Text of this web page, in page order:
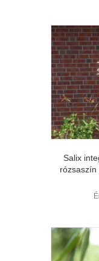
Salix
rózsaszín